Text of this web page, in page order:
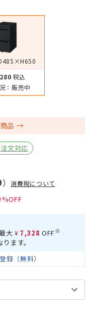
税込
： 販売中
品
文対応
）消費税について
大 ¥7,328 OFF※
ます。
録（無料）